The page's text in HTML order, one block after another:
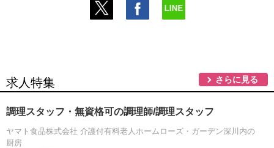
求人特集 さらに見る
調理スタッフ・無資格可の調理師/調理スタッフ
ヤマト食品株式会社 介護付有料老人ホームローズ・ガーデン深川内の
厨房